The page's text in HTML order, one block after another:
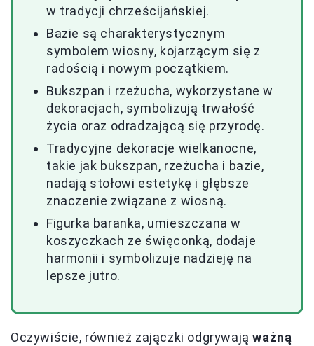
w tradycji chrześcijańskiej.
Bazie są charakterystycznym
symbolem wiosny, kojarzącym się z
radością i nowym początkiem.
Bukszpan i rzeżucha, wykorzystane w
dekoracjach, symbolizują trwałość
życia oraz odradzającą się przyrodę.
Tradycyjne dekoracje wielkanocne,
takie jak bukszpan, rzeżucha i bazie,
nadają stołowi estetykę i głębsze
znaczenie związane z wiosną.
Figurka baranka, umieszczana w
koszyczkach ze święconką, dodaje
harmonii i symbolizuje nadzieję na
lepsze jutro.
Oczywiście, również zajączki odgrywająważną